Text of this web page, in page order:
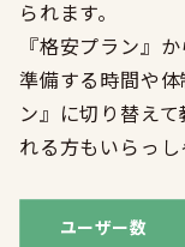
られます。
『格安プラン』
準備する時間や
ン』に切り替え
れる方もいらっし
ユーザー数